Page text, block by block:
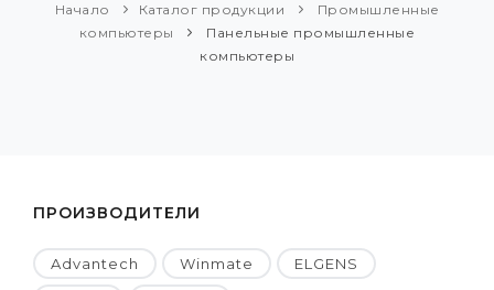
Начало Каталог продукции
Промышленные
компьютеры
Панельные промышленные
компьютеры
ПРОИЗВОДИТЕЛИ
Advantech Winmate ELGENS